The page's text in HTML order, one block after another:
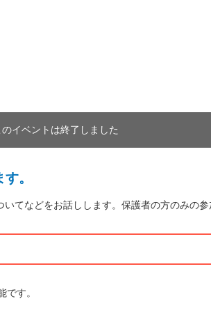
のイベントは終了しました
。
てなどをお話しします。保護者の方のみの参
す。